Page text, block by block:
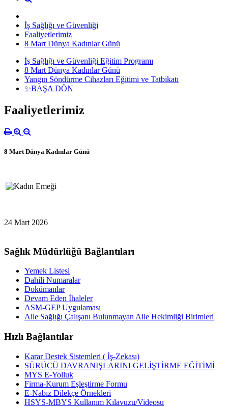
İş Sağlığı ve Güvenliği
Faaliyetlerimiz
8 Mart Dünya Kadınlar Günü
İş Sağlığı ve Güvenliği Eğitim Programı
8 Mart Dünya Kadınlar Günü
Yangın Söndürme Cihazları Eğitimi ve Tatbikatı
✨BAŞA DÖN
Faaliyetlerimiz
8 Mart Dünya Kadınlar Günü
24 Mart 2026
Sağlık Müdürlüğü Bağlantıları
Yemek Listesi
Dahili Numaralar
Dokümanlar
Devam Eden İhaleler
ASM-GEP Uygulaması
Aile Sağlığı Çalışanı Bulunmayan Aile Hekimliği Birimleri
Hızlı Bağlantılar
Karar Destek Sistemleri ( İş-Zekası)
SÜRÜCÜ DAVRANIŞLARINI GELİŞTİRME EĞİTİMİ
MYS E-Yolluk
Firma-Kurum Eşleştirme Formu
E-Nabız Dilekçe Örnekleri
HSYS-MBYS Kullanım Kılavuzu/Videosu